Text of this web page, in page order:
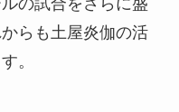
の試合をさらに盛
らも土屋炎伽の活
。